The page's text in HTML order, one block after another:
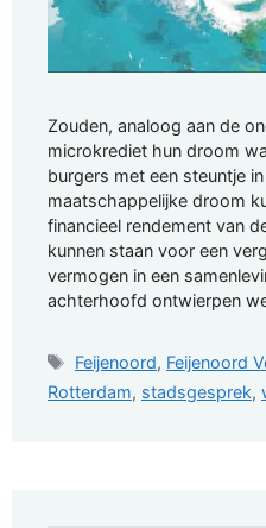
Zouden, analoog aan de
microkrediet hun droom
burgers met een steuntje
maatschappelijke droom
financieel rendement van
kunnen staan voor een
vermogen in een
achterhoofd ontwierpen
Tags
Feijenoord, Feijenoord
Rotterdam, stadsgesprek,